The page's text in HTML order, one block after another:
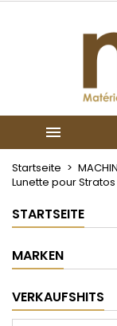

Startseite
Lunette pour
STARTSEITE
MARKEN
VERKAUFSHITS
My
Sie müssen
Wunschliste